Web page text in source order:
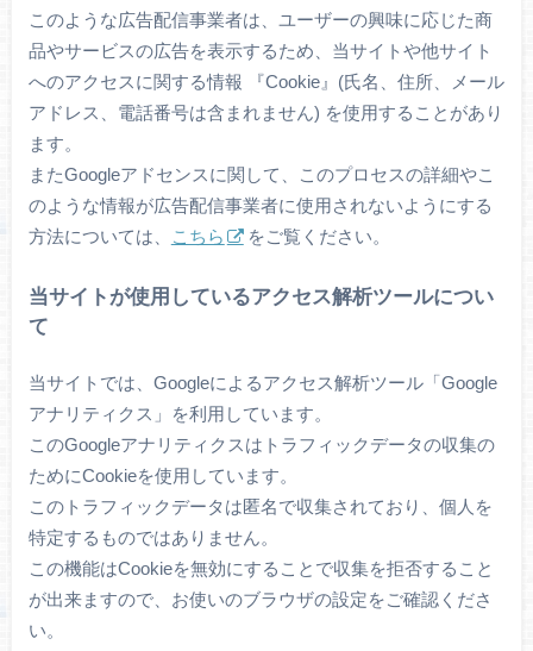
このような広告配信事業者は、ユーザーの興味に応じた商
品やサービスの広告を表示するため、当サイトや他サイト
へのアクセスに関する情報 『Cookie』(氏名、住所、メール
アドレス、電話番号は含まれません) を使用することがあり
ます。
またGoogleアドセンスに関して、このプロセスの詳細やこ
のような情報が広告配信事業者に使用されないようにする
方法については、
こちら をご覧ください。
当サイトが使用しているアクセス解析ツールについ
て
当サイトでは、Googleによるアクセス解析ツール「Google
アナリティクス」を利用しています。
このGoogleアナリティクスはトラフィックデータの収集の
ためにCookieを使用しています。
このトラフィックデータは匿名で収集されており、個人を
特定するものではありません。
この機能はCookieを無効にすることで収集を拒否すること
が出来ますので、お使いのブラウザの設定をご確認くださ
い。